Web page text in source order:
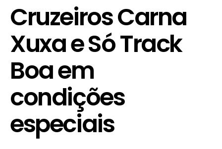
Cruzeiros Carna
Xuxa e Só Track
Boa em
condições
especiais